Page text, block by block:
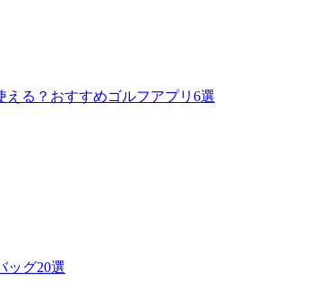
える？おすすめゴルフアプリ6選
ッグ20選